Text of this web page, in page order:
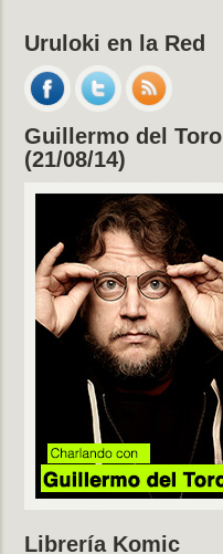
Uruloki en la Red
Guillermo del Toro
(21/08/14)
Librería Komic